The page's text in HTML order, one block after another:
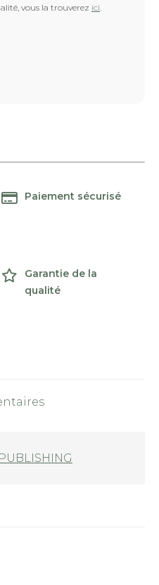
vous la trouverez ici
Paiement sécurisé
Garantie de la
qualité